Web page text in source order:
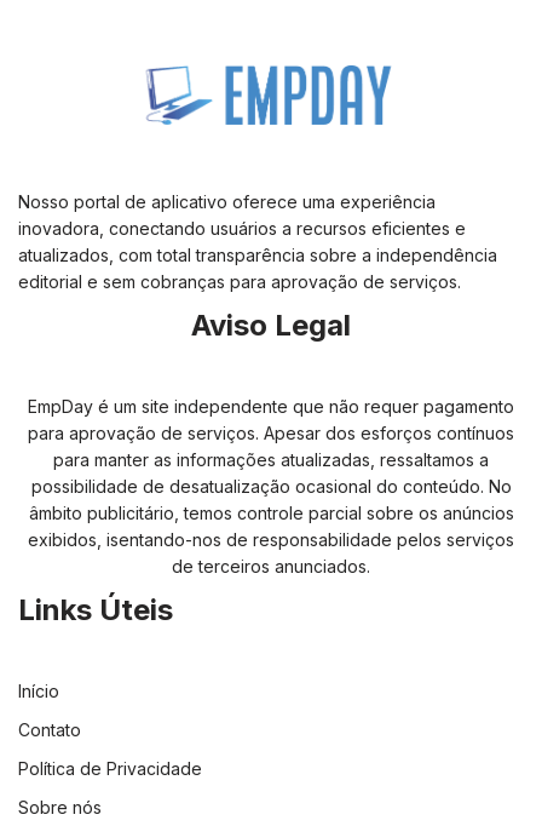
Nosso portal de aplicativo oferece uma experiência
inovadora, conectando usuários a recursos eficientes e
atualizados, com total transparência sobre a independência
editorial e sem cobranças para aprovação de serviços.
Aviso Legal
EmpDay é um site independente que não requer pagamento
para aprovação de serviços. Apesar dos esforços contínuos
para manter as informações atualizadas, ressaltamos a
possibilidade de desatualização ocasional do conteúdo. No
âmbito publicitário, temos controle parcial sobre os anúncios
exibidos, isentando-nos de responsabilidade pelos serviços
de terceiros anunciados.
Links Úteis
Início
Contato
Política de Privacidade
Sobre nós